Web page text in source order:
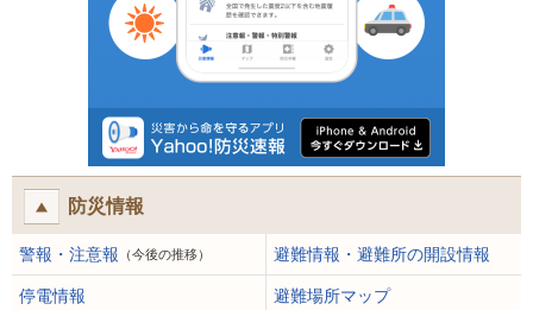
防災情報
警報・注意報 （今後の推移） 避難情報・避難所の開設情報
停電情報
避難場所マップ